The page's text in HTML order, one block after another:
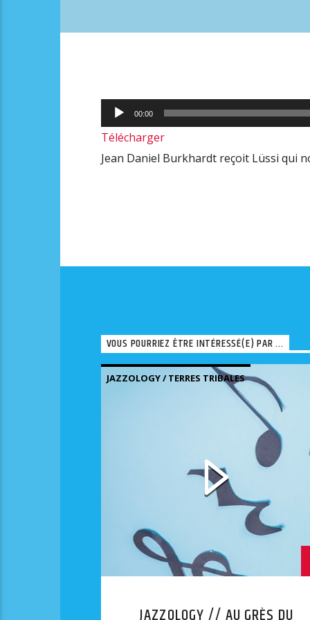
Lecteur
audio
00:00
Télécharger
Jean Daniel Burkhardt reçoit Lüssi qui
VOUS POURRIEZ ÊTRE INTÉRESSÉ(E) PAR ...
JAZZOLOGY / TERRES TRIBALES